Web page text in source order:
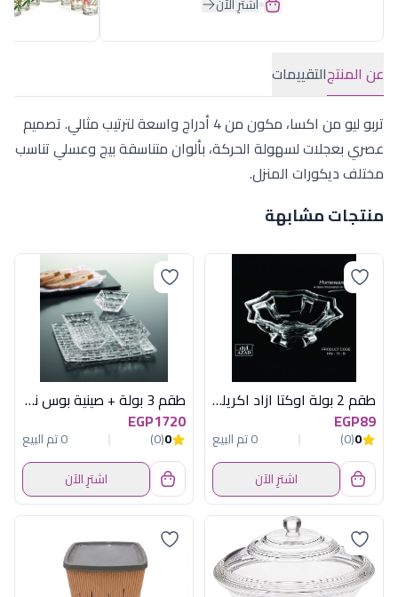
عن المنتجالتقييمات
تربو ليو من اكسا، مكون من 4 أدراج واسعة لترتيب مثالي. تصميم
عصري بعجلات لسهولة الحركة، بألوان متناسقة بيج وعسلي تناسب
مختلف ديكورات المنزل.
منتجات مشابهة
طقم 2 بولة اوكتا ازاد اكريلك سعودى
EGP89
0
(0)
0 تم البيع
اشترِ الآن
طقم 3 بولة + صينية بوس نوفا
EGP1720
0
(0)
0 تم البيع
اشترِ الآن